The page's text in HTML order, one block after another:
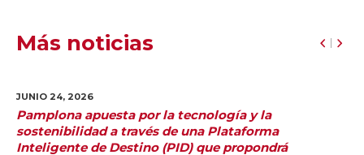
Más noticias
JUNIO 24, 2026
Pamplona apuesta por la tecnología y la
sostenibilidad a través de una Plataforma
Inteligente de Destino (PID) que propondrá